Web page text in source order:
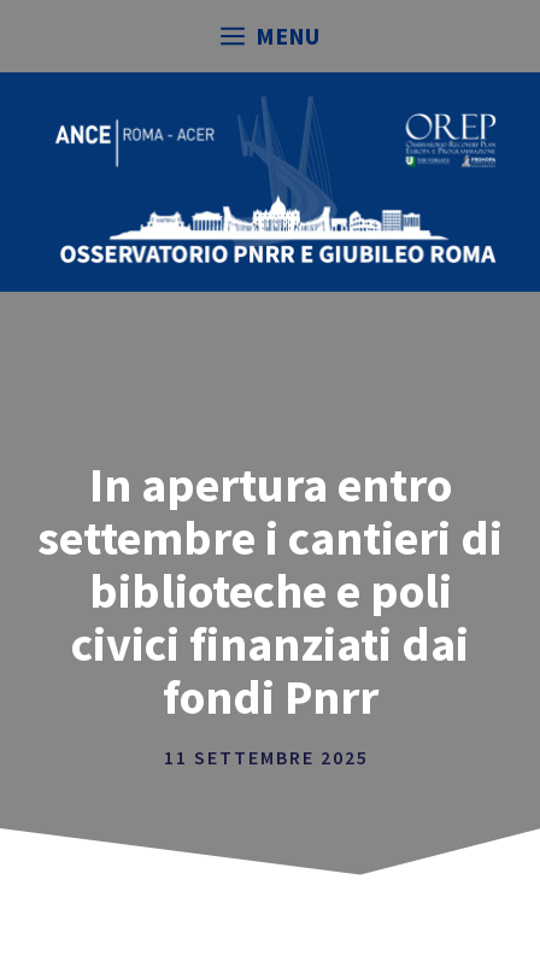
MENU
In apertura entro
settembre i cantieri di
biblioteche e poli
civici finanziati dai
fondi Pnrr
11 SETTEMBRE 2025